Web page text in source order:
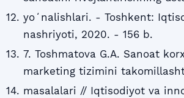
yoʻnalishlari. - Toshkent:
nashriyoti, 2020. - 156 b.
7. Toshmatova G.A. Sanoat
marketing tizimini
masalalari // Iqtisodiyot va